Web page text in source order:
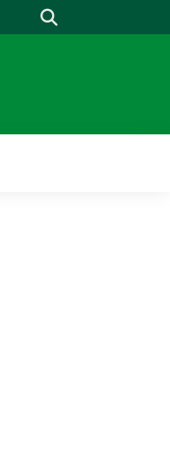
Suche